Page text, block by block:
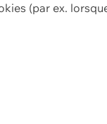
(par ex.